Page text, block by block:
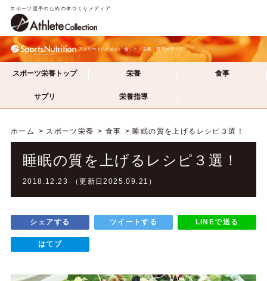
スポーツ選手のための体づくりメディア
アスリートのための「食」と「栄養」専門メディア
スポーツ栄養トップ 栄養 食事
サプリ 栄養指導
ホーム スポーツ栄養 食事 睡眠の質を上げるレシピ３選！
睡眠の質を上げるレシピ３選！
2018.12.23 （更新日2025.09.21）
シェアする ツイートする LINEで送る
はてブ